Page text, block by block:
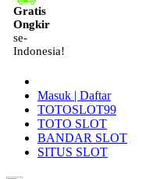
Gratis
Ongkir
se-
Indonesia!
Masuk | Daftar
TOTOSLOT99
TOTO SLOT
BANDAR SLOT
SITUS SLOT